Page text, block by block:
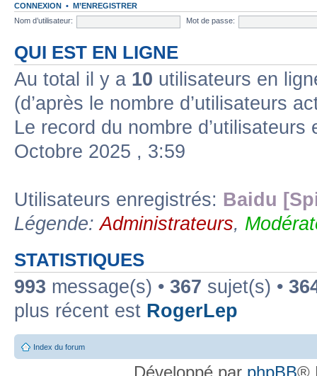
CONNEXION • M’ENREGISTRER
Nom d’utilisateur:
Mot de passe:
QUI EST EN LIGNE
Au total il y a 10 utilisateurs en
(d’après le nombre d’utilisateurs
Le record du nombre
Octobre 2025 , 3:59
Utilisateurs enregistrés: Baidu
Légende:Administrateurs,
STATISTIQUES
993 message(s) • 367 sujet(s) •
plus récent est RogerLep
Index du forum
Développé par phpBB®